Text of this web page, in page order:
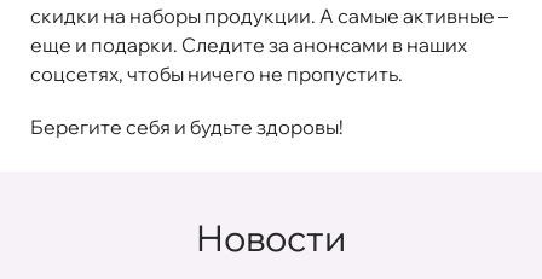
скидки на наборы продукции. А самые активные –
еще и подарки. Следите за анонсами в наших
соцсетях, чтобы ничего не пропустить.
Берегите себя и будьте здоровы!
Новости